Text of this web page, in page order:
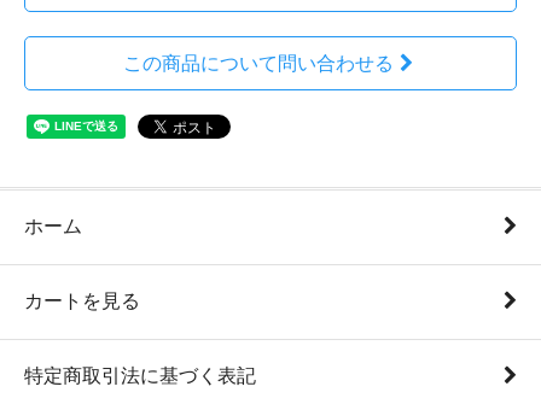
この商品について問い合わせる
ホーム
カートを見る
特定商取引法に基づく表記